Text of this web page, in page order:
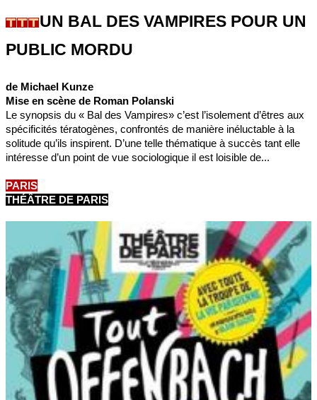
UN BAL DES VAMPIRES POUR UN
PUBLIC MORDU
de Michael Kunze
Mise en scène de Roman Polanski
Le synopsis du « Bal des Vampires» c’est l’isolement d’êtres aux
spécificités tératogènes, confrontés de manière inéluctable à la
solitude qu’ils inspirent. D’une telle thématique à succès tant elle
intéresse d’un point de vue sociologique il est loisible de...
PARIS
THÉÂTRE DE PARIS